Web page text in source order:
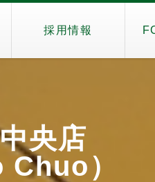
採用情報
央店
Chuo）